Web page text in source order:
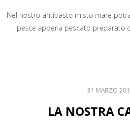
Nel nostro antipasto misto mare
pesce appena pescato preparato
31 MARZO
LA NOSTRA